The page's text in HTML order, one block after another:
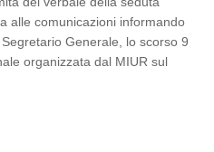
alle comunicazioni informando
Generale, lo scorso 9
organizzata dal MIUR sul